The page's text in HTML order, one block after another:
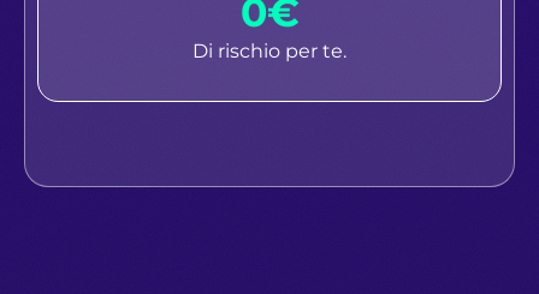
0€
Di rischio per te.